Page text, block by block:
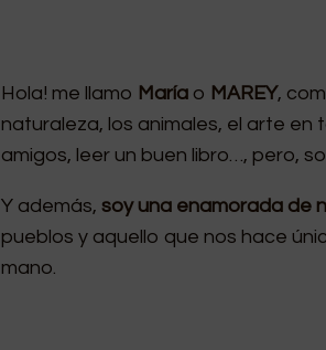
Hola! me llamo Maríao MAREY,
naturaleza, los animales, el arte en
amigos, leer un buen libro…, pero,
Y además, soy una enamorada de
pueblos y aquello que nos hace
mano.